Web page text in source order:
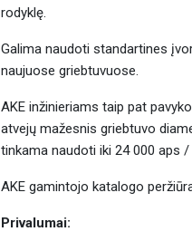
rodyklę.
Galima naudoti standartines
naujuose griebtuvuose.
AKE inžinieriams taip pat
atvejų mažesnis griebtuvo
tinkama naudoti iki 24 000 aps /
AKE gamintojo katalogo
Privalumai: